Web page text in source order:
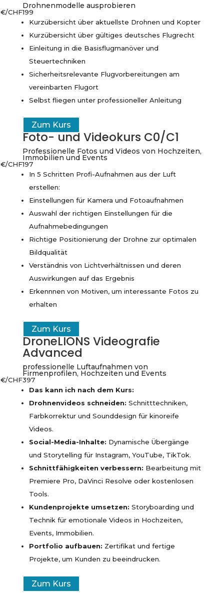
Drohnenmodelle ausprobieren
€/CHF199
Kurzübersicht über aktuellste Drohnen und Kopter
Kurzübersicht über gültiges deutsches Flugrecht
Einleitung in die Basisflugmanöver und
Steuertechniken
Sicherheitsrelevante Flugvorbereitungen am
vereinbarten Flugort
Selbst fliegen unter professioneller Anleitung
Zum Kurs
Foto- und Videokurs C0/C1
Professionelle Fotos und Videos von Hochzeiten,
Immobilien und Events
€/CHF197
In 5 Schritten Profi-Aufnahmen aus der Luft
erstellen:
Einstellungen für Kamera und Fotoaufnahmen
Auswahl der richtigen Einstellungen für die
Aufnahmebedingungen
Richtige Positionierung der Drohne zur optimalen
Bildqualität
Verständnis von Lichtverhältnissen und deren
Auswirkungen auf das Ergebnis
Erkennnen von Motiven, um interessante Fotos zu
erhalten
Zum Kurs
DroneLIONS Videografie
Advanced
professionelle Luftaufnahmen von
Firmenprofilen, Hochzeiten und Events
€/CHF397
Das kann ich nach dem Kurs:
Drohnenvideos schneiden: Schnitttechniken,
Farbkorrektur und Sounddesign für kinoreife
Videos.
Social-Media-Inhalte: Dynamische Übergänge
und Storytelling für Instagram, YouTube, TikTok.
Schnittfähigkeiten verbessern: Bearbeitung mit
Premiere Pro, DaVinci Resolve oder kostenlosen
Tools.
Kundenprojekte umsetzen: Storyboarding und
Technik für emotionale Videos in Hochzeiten,
Events, Immobilien.
Portfolio aufbauen: Zertifikat und fertige
Projekte, um Kunden zu beeindrucken.
Zum Kurs